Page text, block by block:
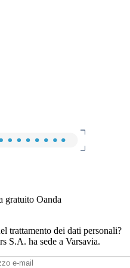
gratuito Oanda
trattamento dei dati personali?
S.A. ha sede a Varsavia.